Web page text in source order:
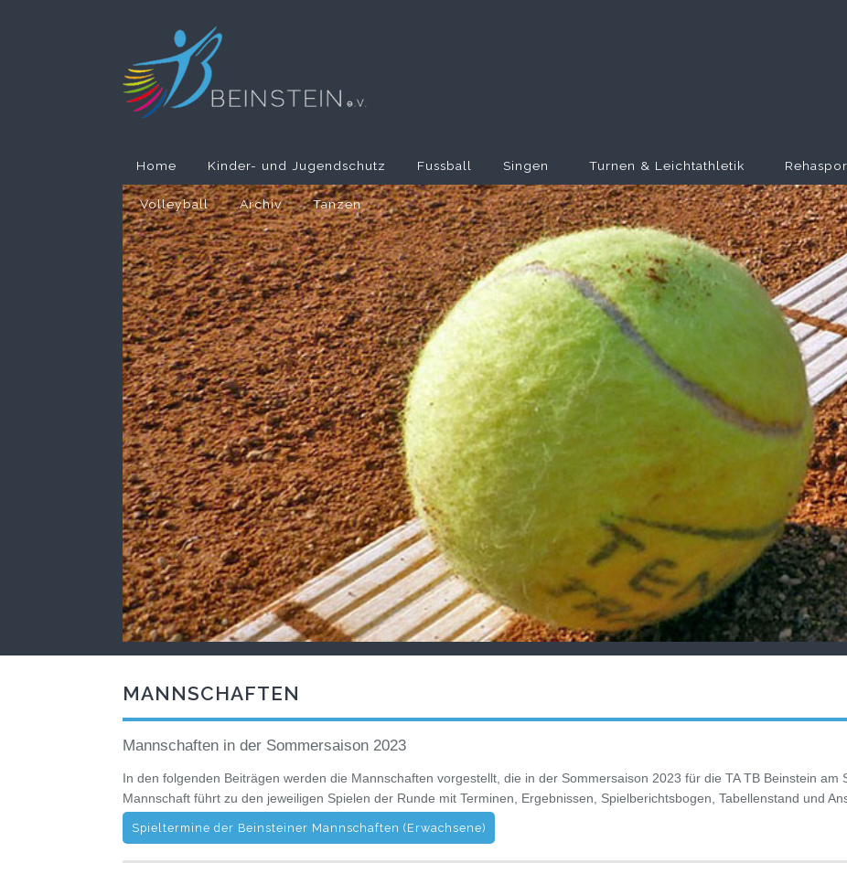
Home Kinder- und Jugendschutz Fussball Singen Turnen & Leichtathletik
Volleyball Archiv Tanzen
MANNSCHAFTEN
Mannschaften in der Sommersaison 2023
In den folgenden Beiträgen werden die Mannschaften vorgestellt, die in der Sommersaison 2023 für die TA TB Beinstein am
Mannschaft führt zu den jeweiligen Spielen der Runde mit Terminen, Ergebnissen, Spielberichtsbogen, Tabellenstand und
Spieltermine der Beinsteiner Mannschaften (Erwachsene)